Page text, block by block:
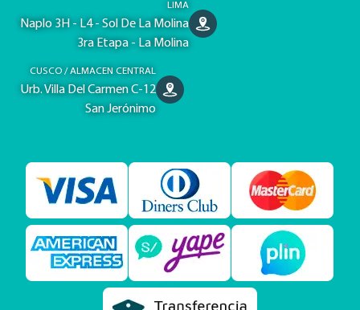
LIMA
Naplo 3H - L4 - Sol De La Molina
3ra Etapa - La Molina
CUSCO / ALMACEN CENTRAL
Urb. Villa Del Carmen C-12
San Jerónimo